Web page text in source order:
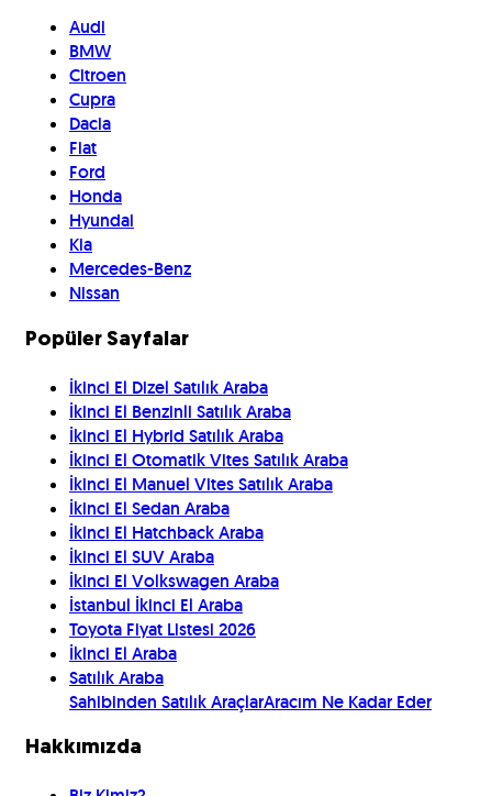
Audi
BMW
Citroen
Cupra
Dacia
Fiat
Ford
Honda
Hyundai
Kia
Mercedes-Benz
Nissan
Popüler Sayfalar
İkinci El Dizel Satılık Araba
İkinci El Benzinli Satılık Araba
İkinci El Hybrid Satılık Araba
İkinci El Otomatik Vites Satılık Araba
İkinci El Manuel Vites Satılık Araba
İkinci El Sedan Araba
İkinci El Hatchback Araba
İkinci El SUV Araba
İkinci El Volkswagen Araba
İstanbul İkinci El Araba
Toyota Fiyat Listesi 2026
İkinci El Araba
Satılık Araba
Sahibinden Satılık AraçlarAracım Ne Kadar Eder
Hakkımızda